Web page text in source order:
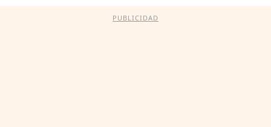
PUBLICIDAD